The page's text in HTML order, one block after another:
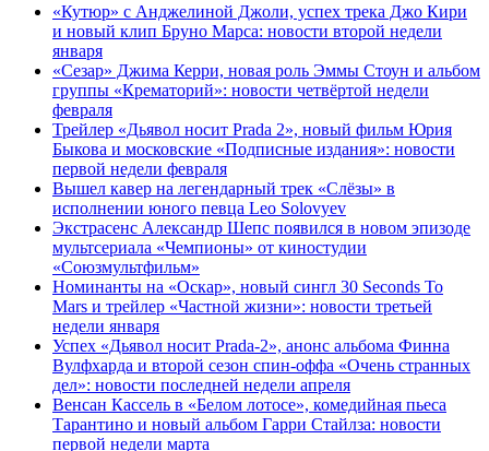
«Кутюр» с Анджелиной Джоли, успех трека Джо Кири
и новый клип Бруно Марса: новости второй недели
января
«Сезар» Джима Керри, новая роль Эммы Стоун и альбом
группы «Крематорий»: новости четвёртой недели
февраля
Трейлер «Дьявол носит Prada 2», новый фильм Юрия
Быкова и московские «Подписные издания»: новости
первой недели февраля
Вышел кавер на легендарный трек «Слёзы» в
исполнении юного певца Leo Solovyev
Экстрасенс Александр Шепс появился в новом эпизоде
мультсериала «Чемпионы» от киностудии
«Союзмультфильм»
Номинанты на «Оскар», новый сингл 30 Seconds To
Mars и трейлер «Частной жизни»: новости третьей
недели января
Успех «Дьявол носит Prada-2», анонс альбома Финна
Вулфхарда и второй сезон спин-оффа «Очень странных
дел»: новости последней недели апреля
Венсан Кассель в «Белом лотосе», комедийная пьеса
Тарантино и новый альбом Гарри Стайлза: новости
первой недели марта